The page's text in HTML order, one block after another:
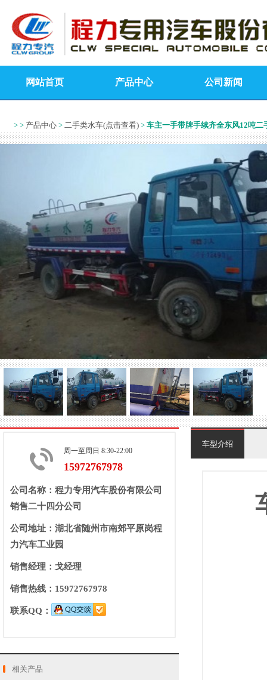
网站首页 产品中心 公司新闻
> > 产品中心 > 二手类水车(点击查看) > 车主一手带牌手续齐全东风12吨二
周一至周日 8:30-22:00
15972767978
公司名称：程力专用汽车股份有限公司
销售二十四分公司
公司地址：湖北省随州市南郊平原岗程
力汽车工业园
销售经理：戈经理
销售热线：15972767978
联系QQ：
相关产品
车型介绍